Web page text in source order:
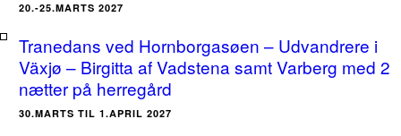
20.-25.MARTS 2027
Tranedans ved Hornborgasøen – Udvandrere i
Växjø – Birgitta af Vadstena samt Varberg med 2
nætter på herregård
30.MARTS TIL 1.APRIL 2027